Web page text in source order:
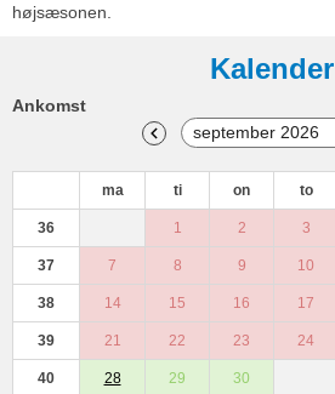
højsæsonen.
Kalender
Ankomst
ma ti on to
36 1 2 3
37 7 8 9 10
38 14 15 16 17
39 21 22 23 24
40 28 29 30